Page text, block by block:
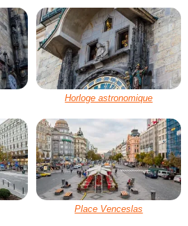
Horloge astronomique
Place Venceslas